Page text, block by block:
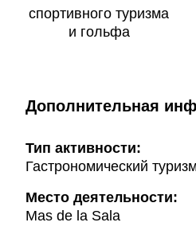
спортивного туризма
и гольфа
Дополнительная
Тип активности:
Гастрономический
Mесто деятельности:
Mas de la Sala